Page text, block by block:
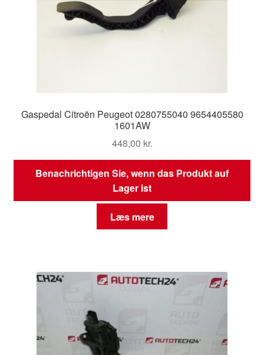
Gaspedal Citroën Peugeot 0280755040 9654405580
1601AW
448,00 kr.
Benachrichtigen Sie, wenn das Produkt auf
Lager ist
Læs mere